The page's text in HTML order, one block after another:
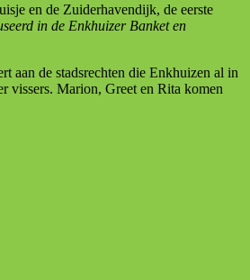
en de Zuiderhavendijk, de eerste
in de Enkhuizer Banket en
aan de stadsrechten die Enkhuizen al in
vissers. Marion, Greet en Rita komen